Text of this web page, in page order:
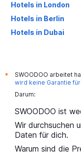
Hotels in London
Hotels in Berlin
Hotels in Dubai
*
SWOODOO arbeitet
wird keine Garantie
Darum:
SWOODOO ist
Wir durchsuchen
Daten für dich.
Warum sind die